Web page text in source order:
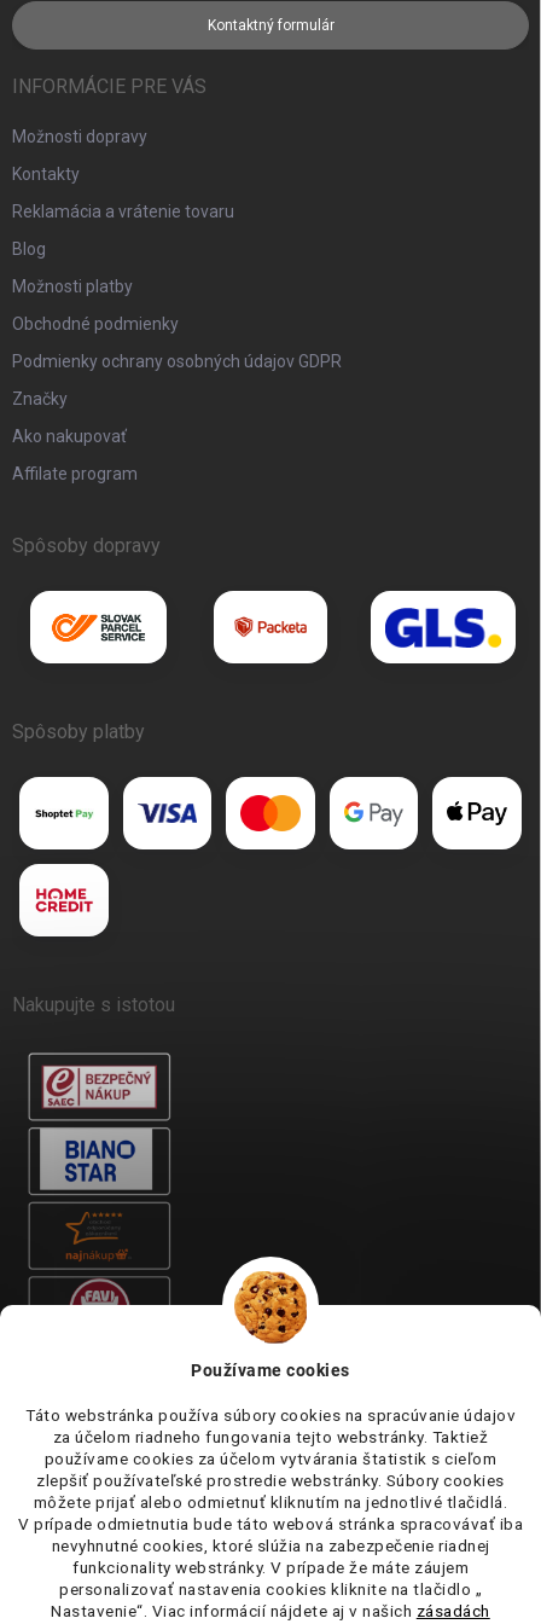
Používame cookies
Táto webstránka používa súbory cookies na spracúvanie údajov
za účelom riadneho fungovania tejto webstránky. Taktiež
používame cookies za účelom vytvárania štatistik s cieľom
zlepšiť používateľské prostredie webstránky. Súbory cookies
môžete prijať alebo odmietnuť kliknutím na jednotlivé tlačidlá.
V prípade odmietnutia bude táto webová stránka spracovávať iba
nevyhnutné cookies, ktoré slúžia na zabezpečenie riadnej
funkcionality webstránky. V prípade že máte záujem
personalizovať nastavenia cookies kliknite na tlačidlo „
Nastavenie“. Viac informácií nájdete aj v našich zásadách
Kontaktný formulár
INFORMÁCIE PRE VÁS
Možnosti dopravy
Kontakty
Reklamácia a vrátenie tovaru
Blog
Možnosti platby
Obchodné podmienky
Podmienky ochrany osobných údajov GDPR
Značky
Ako nakupovať
Affilate program
Spôsoby dopravy
Spôsoby platby
Nakupujte s istotou